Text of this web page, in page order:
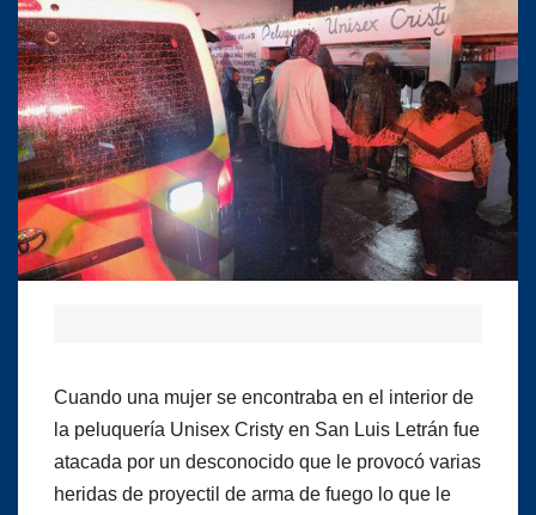
Cuando una mujer se encontraba en el interior de
la peluquería Unisex Cristy en San Luis Letrán fue
atacada por un desconocido que le provocó varias
heridas de proyectil de arma de fuego lo que le